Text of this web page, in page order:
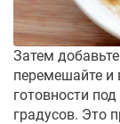
Затем
перемешайте и
готовности
градусов. Это